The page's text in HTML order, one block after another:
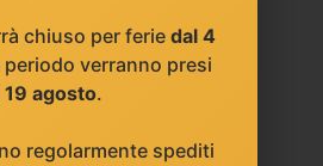
chiuso per ferie dal 4
verranno presi
19 agosto.
regolarmente spediti